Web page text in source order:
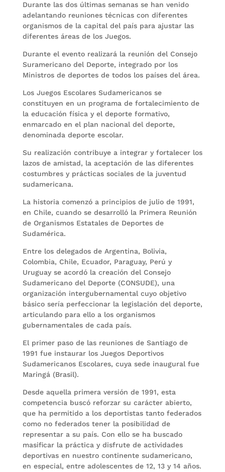
Durante las dos últimas semanas se han venido
adelantando reuniones técnicas con diferentes
organismos de la capital del país para ajustar las
diferentes áreas de los Juegos.
Durante el evento realizará la reunión del Consejo
Suramericano del Deporte, integrado por los
Ministros de deportes de todos los países del área.
Los Juegos Escolares Sudamericanos se
constituyen en un programa de fortalecimiento de
la educación física y el deporte formativo,
enmarcado en el plan nacional del deporte,
denominada deporte escolar.
Su realización contribuye a integrar y fortalecer los
lazos de amistad, la aceptación de las diferentes
costumbres y prácticas sociales de la juventud
sudamericana.
La historia comenzó a principios de julio de 1991,
en Chile, cuando se desarrolló la Primera Reunión
de Organismos Estatales de Deportes de
Sudamérica.
Entre los delegados de Argentina, Bolivia,
Colombia, Chile, Ecuador, Paraguay, Perú y
Uruguay se acordó la creación del Consejo
Sudamericano del Deporte (CONSUDE), una
organización intergubernamental cuyo objetivo
básico sería perfeccionar la legislación del deporte,
articulando para ello a los organismos
gubernamentales de cada país.
El primer paso de las reuniones de Santiago de
1991 fue instaurar los Juegos Deportivos
Sudamericanos Escolares, cuya sede inaugural fue
Maringá (Brasil).
Desde aquella primera versión de 1991, esta
competencia buscó reforzar su carácter abierto,
que ha permitido a los deportistas tanto federados
como no federados tener la posibilidad de
representar a su país. Con ello se ha buscado
masificar la práctica y disfrute de actividades
deportivas en nuestro continente sudamericano,
en especial, entre adolescentes de 12, 13 y 14 años.